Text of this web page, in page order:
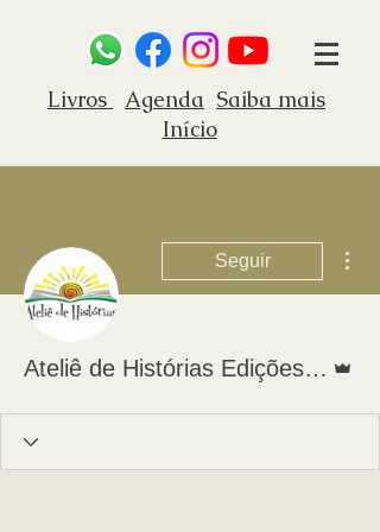
Livros Agenda Saiba mais
Início
Seguir
Ateliê de Histórias Edições Histórias